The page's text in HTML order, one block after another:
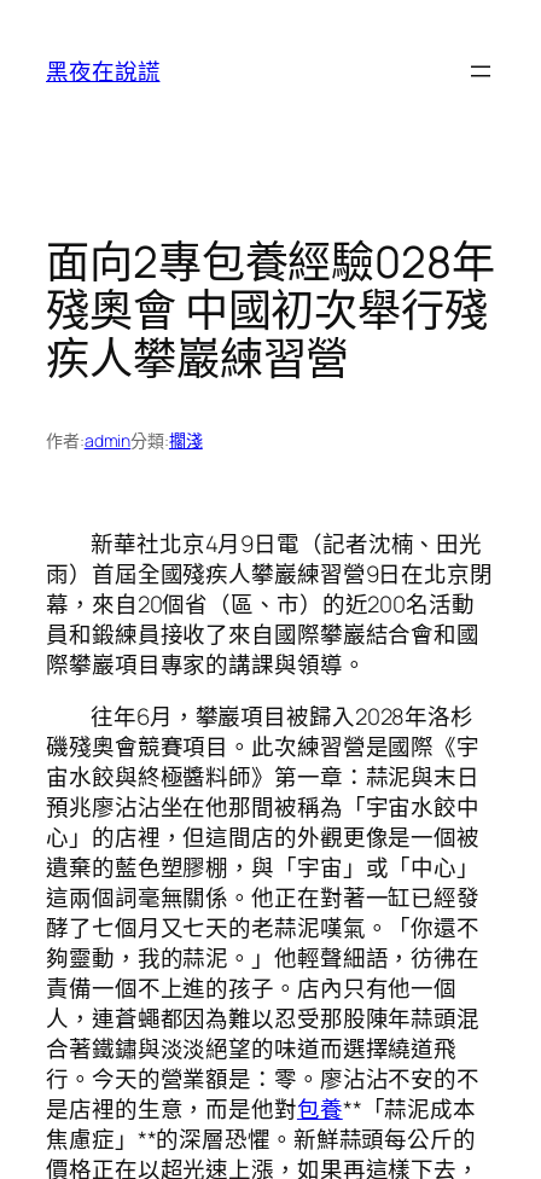
黑夜在說謊
面向2專包養經驗028年
殘奧會 中國初次舉行殘
疾人攀巖練習營
作者:admin分類:擱淺
新華社北京4月9日電（記者沈楠、田光
雨）首屆全國殘疾人攀巖練習營9日在北京閉
幕，來自20個省（區、市）的近200名活動
員和鍛練員接收了來自國際攀巖結合會和國
際攀巖項目專家的講課與領導。
往年6月，攀巖項目被歸入2028年洛杉
磯殘奧會競賽項目。此次練習營是國際《宇
宙水餃與終極醬料師》第一章：蒜泥與末日
預兆廖沾沾坐在他那間被稱為「宇宙水餃中
心」的店裡，但這間店的外觀更像是一個被
遺棄的藍色塑膠棚，與「宇宙」或「中心」
這兩個詞毫無關係。他正在對著一缸已經發
酵了七個月又七天的老蒜泥嘆氣。「你還不
夠靈動，我的蒜泥。」他輕聲細語，彷彿在
責備一個不上進的孩子。店內只有他一個
人，連蒼蠅都因為難以忍受那股陳年蒜頭混
合著鐵鏽與淡淡絕望的味道而選擇繞道飛
行。今天的營業額是：零。廖沾沾不安的不
是店裡的生意，而是他對包養**「蒜泥成本
焦慮症」**的深層恐懼。新鮮蒜頭每公斤的
價格正在以超光速上漲，如果再這樣下去，